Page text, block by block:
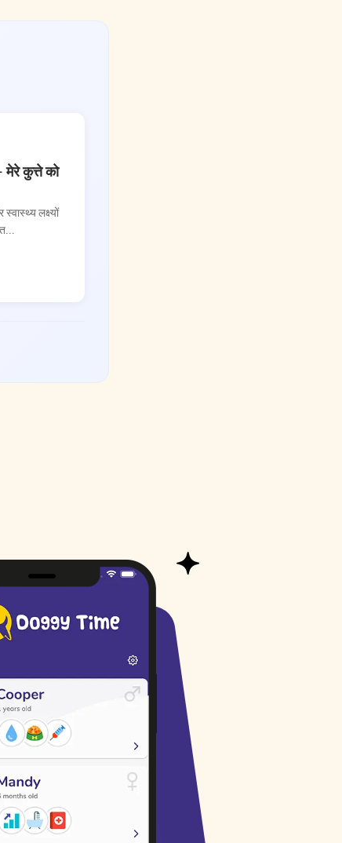
कुत्ते को
लक्ष्यों